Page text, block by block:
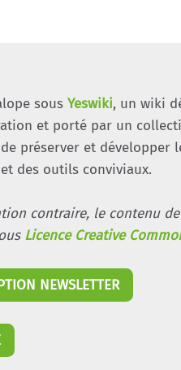
sous Yeswiki, un wiki
et porté par un
préserver et développer
des outils conviviaux.
contraire, le contenu
Licence Creative
NEWSLETTER